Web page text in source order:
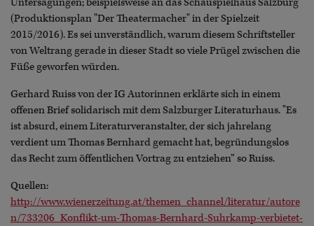
(Produktionsplan "Der Theatermacher" in der Spielzeit
2015/2016). Es sei unverständlich, warum diesem Schriftsteller
von Weltrang gerade in dieser Stadt so viele Prügel zwischen die
Füße geworfen würden.
Gerhard Ruiss von der IG Autorinnen erklärte sich in einem
offenen Brief solidarisch mit dem Salzburger Literaturhaus. "Es
ist absurd, einem Literaturveranstalter, der sich jahrelang
verdient um Thomas Bernhard gemacht hat, begründungslos
das Recht zum öffentlichen Vortrag zu entziehen” so Ruiss.
Quellen:
http://www.wienerzeitung.at/themen_channel/literatur/autore
n/733206_Konflikt-um-Thomas-Bernhard-Suhrkamp-verbietet-